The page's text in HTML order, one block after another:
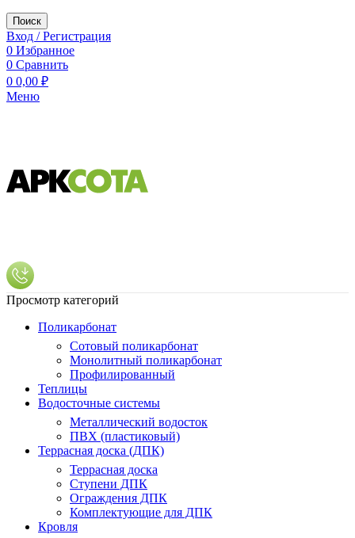
Поиск
Вход / Регистрация
0 Избранное
0 Сравнить
0 0,00 ₽
Меню
Просмотр категорий
Поликарбонат
Сотовый поликарбонат
Монолитный поликарбонат
Профилированный
Теплицы
Водосточные системы
Металлический водосток
ПВХ (пластиковый)
Террасная доска (ДПК)
Террасная доска
Ступени ДПК
Ограждения ДПК
Комплектующие для ДПК
Кровля